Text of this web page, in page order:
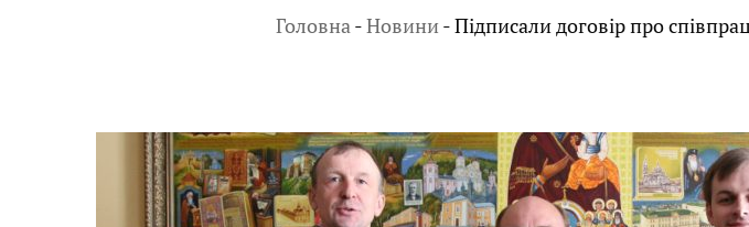
Головна-Новини-Підписали договір про